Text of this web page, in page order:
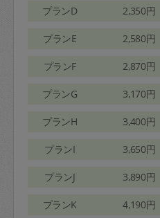
プランD 2,350円
プランE 2,580円
プランF 2,870円
プランG 3,170円
プランH 3,400円
プランI 3,650円
プランJ 3,890円
プランK 4,190円